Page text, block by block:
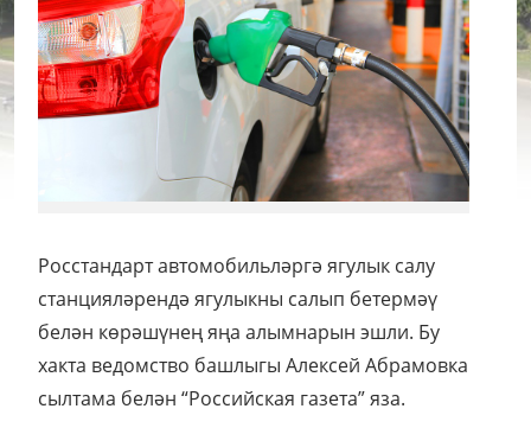
Росстандарт автомобильләргә ягулык салу
станцияләрендә ягулыкны салып бетермәү
белән көрәшүнең яңа алымнарын эшли. Бу
хакта ведомство башлыгы Алексей Абрамовка
сылтама белән “Российская газета” яза.